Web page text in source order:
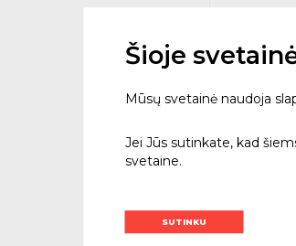
Lazerinis
117.83
Kiekis
Šioje
Mūsų svetainė naudoja
Jei Jūs sutinkate, kad
svetaine.
SUTINKU